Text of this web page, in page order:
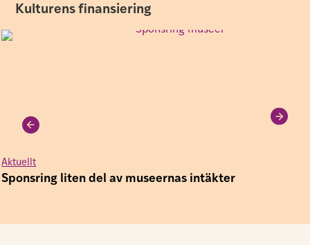
Kulturens finansiering
Aktuellt
Sponsring liten del av museernas intäkter